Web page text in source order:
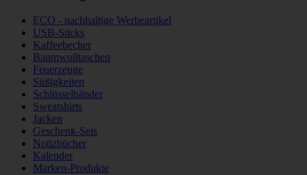
ECO - nachhaltige Werbeartikel
USB-Sticks
Kaffeebecher
Baumwolltaschen
Feuerzeuge
Süßigkeiten
Schlüsselbänder
Sweatshirts
Jacken
Geschenk-Sets
Notizbücher
Kalender
Marken-Produkte